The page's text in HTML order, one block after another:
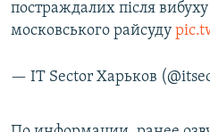
постраждалих після вибуху
московського райсуду
— IT Sector Харьков